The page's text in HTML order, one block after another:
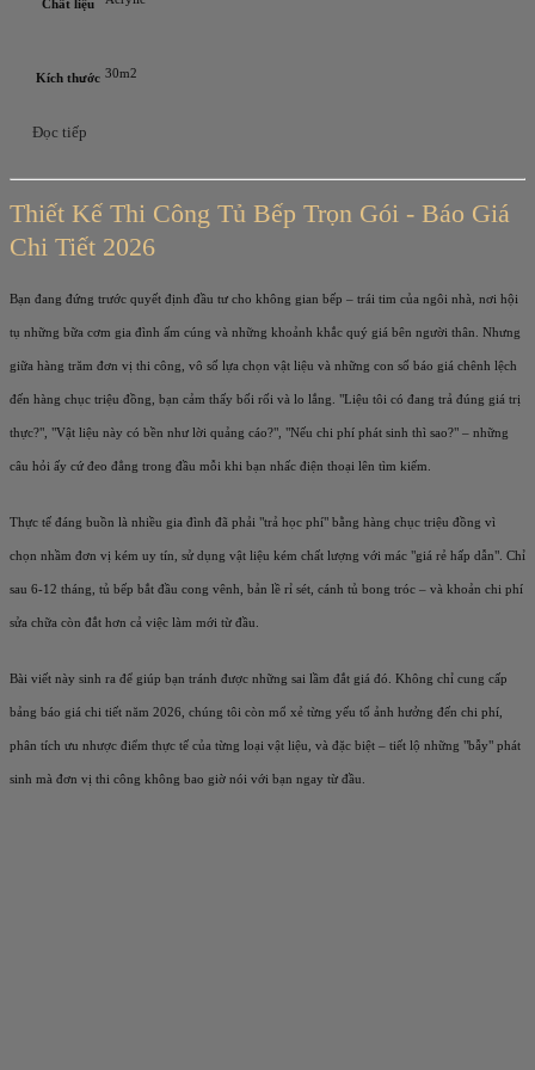
Chất liệu
Kích thước 30m2
Đọc tiếp
Thiết Kế Thi Công Tủ Bếp Trọn Gói - Báo Giá
Chi Tiết 2026
Bạn đang đứng trước quyết định đầu tư cho không gian bếp – trái tim của ngôi nhà, nơi hội
tụ những bữa cơm gia đình ấm cúng và những khoảnh khắc quý giá bên người thân. Nhưng
giữa hàng trăm đơn vị thi công, vô số lựa chọn vật liệu và những con số báo giá chênh lệch
đến hàng chục triệu đồng, bạn cảm thấy bối rối và lo lắng. "Liệu tôi có đang trả đúng giá trị
thực?", "Vật liệu này có bền như lời quảng cáo?", "Nếu chi phí phát sinh thì sao?" – những
câu hỏi ấy cứ đeo đẳng trong đầu mỗi khi bạn nhấc điện thoại lên tìm kiếm.
Thực tế đáng buồn là nhiều gia đình đã phải "trả học phí" bằng hàng chục triệu đồng vì
chọn nhầm đơn vị kém uy tín, sử dụng vật liệu kém chất lượng với mác "giá rẻ hấp dẫn". Chỉ
sau 6-12 tháng, tủ bếp bắt đầu cong vênh, bản lề rỉ sét, cánh tủ bong tróc – và khoản chi phí
sửa chữa còn đắt hơn cả việc làm mới từ đầu.
Bài viết này sinh ra để giúp bạn tránh được những sai lầm đắt giá đó. Không chỉ cung cấp
bảng báo giá chi tiết năm 2026, chúng tôi còn mổ xẻ từng yếu tố ảnh hưởng đến chi phí,
phân tích ưu nhược điểm thực tế của từng loại vật liệu, và đặc biệt – tiết lộ những "bẫy" phát
sinh mà đơn vị thi công không bao giờ nói với bạn ngay từ đầu.